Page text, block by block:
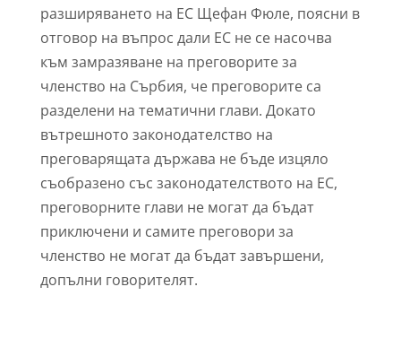
разширяването на ЕС Щефан Фюле, поясни в
отговор на въпрос дали ЕС не се насочва
към замразяване на преговорите за
членство на Сърбия, че преговорите са
разделени на тематични глави. Докато
вътрешното законодателство на
преговарящата държава не бъде изцяло
съобразено със законодателството на ЕС,
преговорните глави не могат да бъдат
приключени и самите преговори за
членство не могат да бъдат завършени,
допълни говорителят.